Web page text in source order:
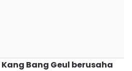
Bang Geul berusaha